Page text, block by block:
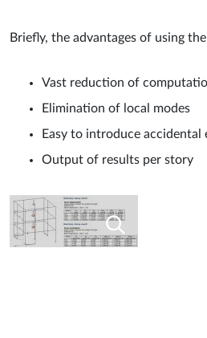
Briefly, the advantages of using the
Vast reduction of
Elimination of local modes
Easy to introduce accidental
Output of results per story